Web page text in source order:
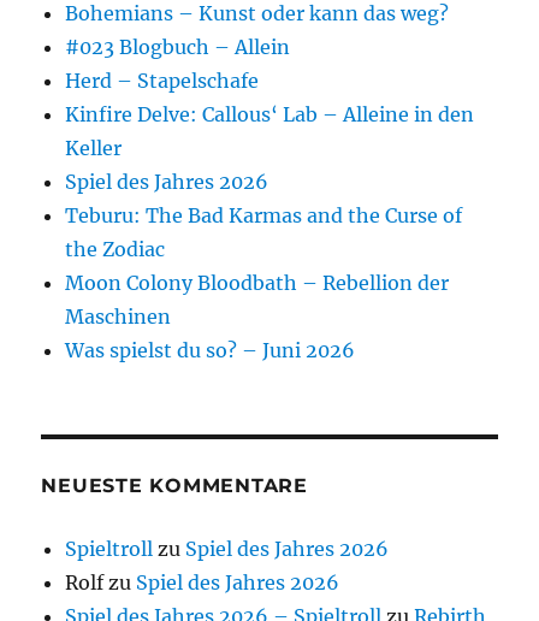
Bohemians – Kunst oder kann das weg?
#023 Blogbuch – Allein
Herd – Stapelschafe
Kinfire Delve: Callous‘ Lab – Alleine in den
Keller
Spiel des Jahres 2026
Teburu: The Bad Karmas and the Curse of
the Zodiac
Moon Colony Bloodbath – Rebellion der
Maschinen
Was spielst du so? – Juni 2026
NEUESTE KOMMENTARE
Spieltroll zu Spiel des Jahres 2026
Rolfzu Spiel des Jahres 2026